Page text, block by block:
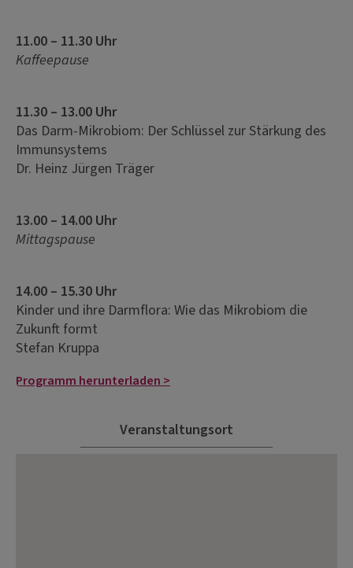
11.00 – 11.30 Uhr
Kaffeepause
11.30 – 13.00 Uhr
Das Darm-Mikrobiom: Der Schlüssel zur Stärkung des
Immunsystems
Dr. Heinz Jürgen Träger
13.00 – 14.00 Uhr
Mittagspause
14.00 – 15.30 Uhr
Kinder und ihre Darmflora: Wie das Mikrobiom die
Zukunft formt
Stefan Kruppa
Programm herunterladen >
Veranstaltungsort